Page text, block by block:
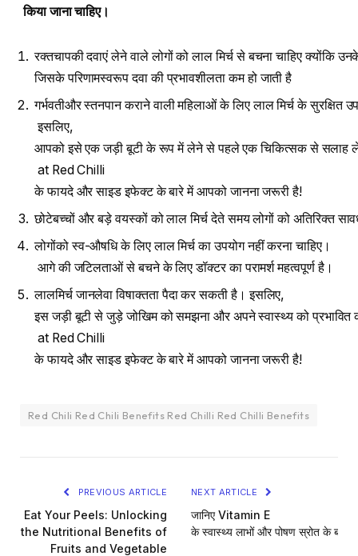
किया जाना चाहिए।
रक्तचापकी दवाएं लेने वाले लोगों को लाल मिर्च से बचना चाहिए
जिसके परिणामस्वरूप दवा की प्रभावशीलता कम हो जाती है
गर्भवतीऔर स्तनपान कराने वाली महिलाओं के लिए लाल मिर्च के सुरक्षित
इसलिए,
आपको इसे एक जड़ी बूटी के रूप में लेने से पहले एक चिकित्सक से सलाह
at Red Chilli
के फायदे और साइड इफेक्ट के बारे में आपको जानना जरूरी है!
छोटेबच्चों और बड़े वयस्कों को लाल मिर्च देते समय लोगों को अतिरिक्त
लोगोंको स्व-औषधि के लिए लाल मिर्च का उपयोग नहीं करना चाहिए।
आगे की जटिलताओं से बचने के लिए डॉक्टर का परामर्श महत्वपूर्ण है।
लालमिर्च जानलेवा विषाक्तता पैदा कर सकती है। इसलिए,
इस जड़ी बूटी से जुड़े जोखिम को समझना और अपने स्वास्थ्य को
at Red Chilli
के फायदे और साइड इफेक्ट के बारे में आपको जानना जरूरी है!
Red Chili Red Chili Benefits Red Chilli Red Chilli Benefits
PREVIOUS ARTICLE
Eat Your Peels: Unlocking
the Nutritional Benefits of
Fruits and Vegetable
NEXT ARTICLE
जानिए Vitamin E
के स्वास्थ्य लाभों और पोषण स्रोत के बारे में